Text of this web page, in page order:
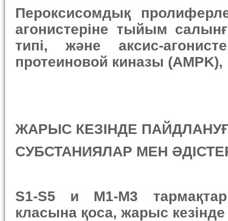
Пероксисомдық
агонистеріне тыйым
типі, және аксис-
протеиновой киназы
ЖАРЫС КЕЗІНДЕ
СУБСТАНИЯЛАР МЕН
S1-S5 и М1-М3
класына қоса, жарыс